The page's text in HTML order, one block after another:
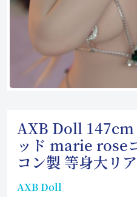
AXB Doll 147cm
ッド marie rose
コン製 等身大リ
AXB Doll